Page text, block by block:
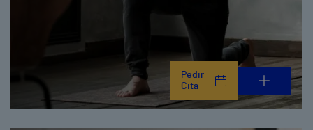
Pedir
Cita